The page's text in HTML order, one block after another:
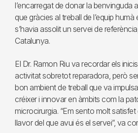
l’encarregat de donar la benvinguda
que gràcies al treball de l’equip
s’havia assolit un servei de
Catalunya.
El Dr. Ramon Riu va recordar els
activitat sobretot reparadora, però
bon ambient de treball que va
créixer i innovar en àmbits com la
microcirurgia. “Em sento molt satisfet
llavor del que avui és el servei”, va